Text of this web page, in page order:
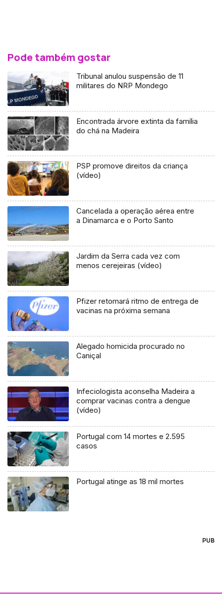
Pode também gostar
Tribunal anulou suspensão de 11
militares do NRP Mondego
Encontrada árvore extinta da família
do chá na Madeira
PSP promove direitos da criança
(vídeo)
Cancelada a operação aérea entre
a Dinamarca e o Porto Santo
Jardim da Serra cada vez com
menos cerejeiras (vídeo)
Pfizer retomará ritmo de entrega de
vacinas na próxima semana
Alegado homicida procurado no
Caniçal
Infeciologista aconselha Madeira a
comprar vacinas contra a dengue
(vídeo)
Portugal com 14 mortes e 2.595
casos
Portugal atinge as 18 mil mortes
PUB